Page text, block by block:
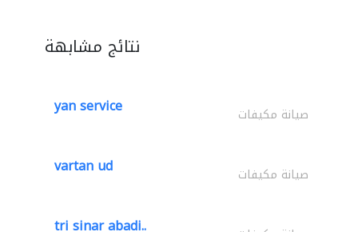
نتائج مشابهة
yan service صيانة مكيفات
vartan ud صيانة مكيفات
tri sinar abadi..